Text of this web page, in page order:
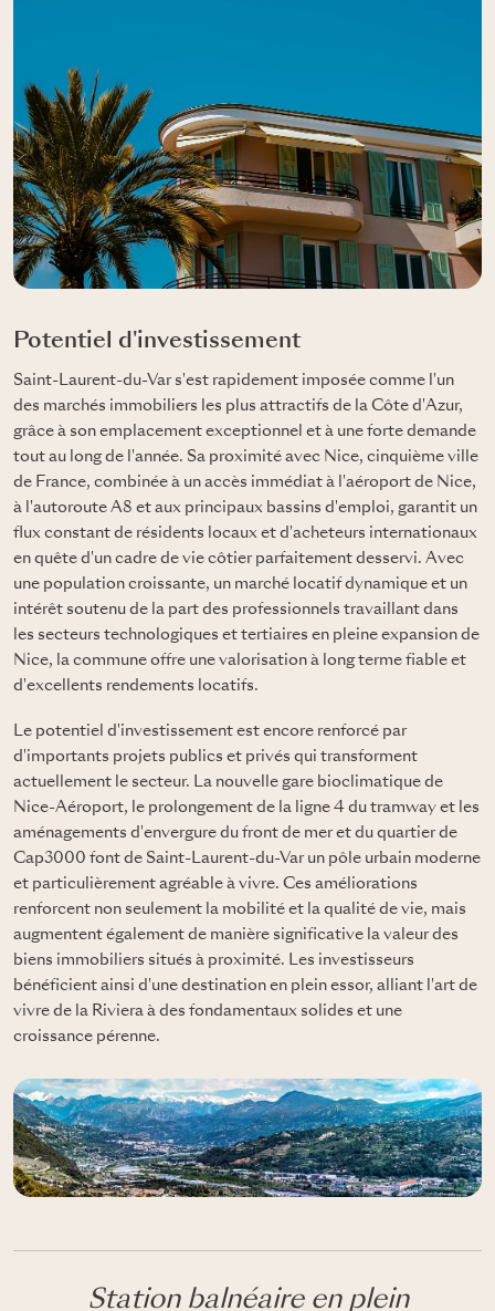
Potentiel d'investissement
Saint-Laurent-du-Var s'est rapidement imposée comme l'un
des marchés immobiliers les plus attractifs de la Côte d'Azur,
grâce à son emplacement exceptionnel et à une forte demande
tout au long de l'année. Sa proximité avec Nice, cinquième ville
de France, combinée à un accès immédiat à l'aéroport de Nice,
à l'autoroute A8 et aux principaux bassins d'emploi, garantit un
flux constant de résidents locaux et d'acheteurs internationaux
en quête d'un cadre de vie côtier parfaitement desservi. Avec
une population croissante, un marché locatif dynamique et un
intérêt soutenu de la part des professionnels travaillant dans
les secteurs technologiques et tertiaires en pleine expansion de
Nice, la commune offre une valorisation à long terme fiable et
d'excellents rendements locatifs.
Le potentiel d'investissement est encore renforcé par
d'importants projets publics et privés qui transforment
actuellement le secteur. La nouvelle gare bioclimatique de
Nice-Aéroport, le prolongement de la ligne 4 du tramway et les
aménagements d'envergure du front de mer et du quartier de
Cap3000 font de Saint-Laurent-du-Var un pôle urbain moderne
et particulièrement agréable à vivre. Ces améliorations
renforcent non seulement la mobilité et la qualité de vie, mais
augmentent également de manière significative la valeur des
biens immobiliers situés à proximité. Les investisseurs
bénéficient ainsi d'une destination en plein essor, alliant l'art de
vivre de la Riviera à des fondamentaux solides et une
croissance pérenne.
Station balnéaire en plein